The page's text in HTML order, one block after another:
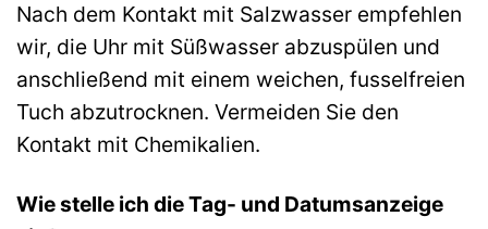
Nach dem Kontakt mit Salzwasser empfehlen
wir, die Uhr mit Süßwasser abzuspülen und
anschließend mit einem weichen, fusselfreien
Tuch abzutrocknen. Vermeiden Sie den
Kontakt mit Chemikalien.
Wie stelle ich die Tag- und Datumsanzeige